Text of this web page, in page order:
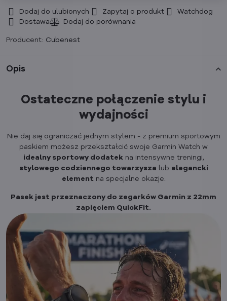
Dodaj do ulubionych Zapytaj o produkt
Watchdog
Dostawa
Producent: Cubenest
Opis
Ostateczne połączenie stylu i
wydajności
Nie daj się ograniczać jednym stylem - z premium sportowym
paskiem możesz przekształcić swoje Garmin Watch w
idealny sportowy dodatekna intensywne treningi,
stylowego codziennego towarzysza lub elegancki
element na specjalne okazje.
Pasek jest przeznaczony do zegarków Garmin z 22mm
zapięciem QuickFit.